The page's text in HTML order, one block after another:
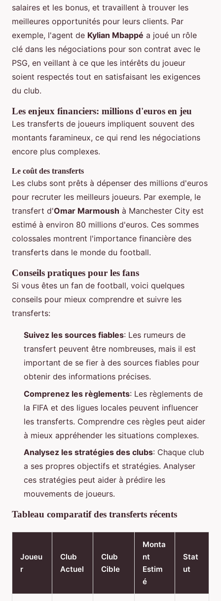
salaires et les bonus, et travaillent à trouver les
meilleures opportunités pour leurs clients. Par
exemple, l'agent de Kylian Mbappé a joué un rôle
clé dans les négociations pour son contrat avec le
PSG, en veillant à ce que les intérêts du joueur
soient respectés tout en satisfaisant les exigences
du club.
Les enjeux financiers: millions d'euros en jeu
Les transferts de joueurs impliquent souvent des
montants faramineux, ce qui rend les négociations
encore plus complexes.
Le coût des transferts
Les clubs sont prêts à dépenser des millions d'euros
pour recruter les meilleurs joueurs. Par exemple, le
transfert d'Omar Marmoush à Manchester City est
estimé à environ 80 millions d'euros. Ces sommes
colossales montrent l'importance financière des
transferts dans le monde du football.
Conseils pratiques pour les fans
Si vous êtes un fan de football, voici quelques
conseils pour mieux comprendre et suivre les
transferts:
Suivez les sources fiables: Les rumeurs de
transfert peuvent être nombreuses, mais il est
important de se fier à des sources fiables pour
obtenir des informations précises.
Comprenez les règlements: Les règlements de
la FIFA et des ligues locales peuvent influencer
les transferts. Comprendre ces règles peut aider
à mieux appréhender les situations complexes.
Analysez les stratégies des clubs: Chaque club
a ses propres objectifs et stratégies. Analyser
ces stratégies peut aider à prédire les
mouvements de joueurs.
Tableau comparatif des transferts récents
Joueu
r
Club
Actuel
Club
Cible
Monta
nt
Estim
é
Stat
ut